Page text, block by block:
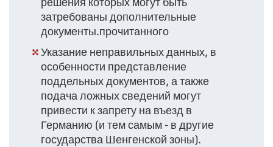
затребованы дополнительные
документы.прочитанного
Указание неправильных данных, в
особенности представление
поддельных документов, а также
подача ложных сведений могут
привести к запрету на въезд в
Германию (и тем самым - в другие
государства Шенгенской зоны).